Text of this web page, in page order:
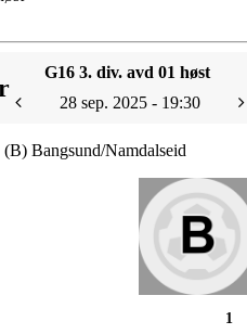
G16 3. div. avd 01 høst
28 sep. 2025 - 19:30
Bangsund/Namdalseid
1